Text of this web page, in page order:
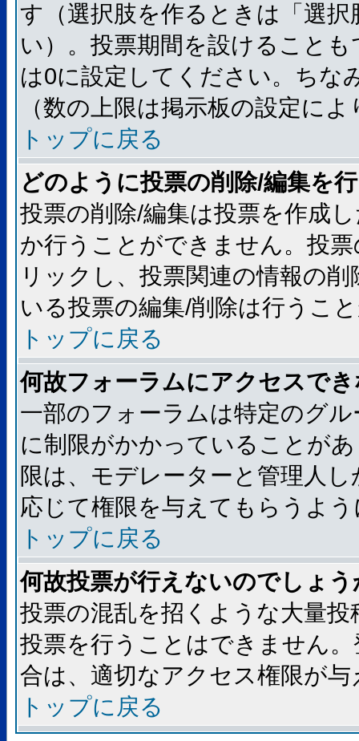
す（選択肢を作るときは「選
い）。投票期間を設けること
は0に設定してください。ちな
（数の上限は掲示板の設定に
トップに戻る
どのように投票の削除/編集を
投票の削除/編集は投票を作成
か行うことができません。投
リックし、投票関連の情報の
いる投票の編集/削除は行うこ
トップに戻る
何故フォーラムにアクセスで
一部のフォーラムは特定のグ
に制限がかかっていることが
限は、モデレーターと管理人
応じて権限を与えてもらうよ
トップに戻る
何故投票が行えないのでしょう
投票の混乱を招くような大量
投票を行うことはできません
合は、適切なアクセス権限が
トップに戻る